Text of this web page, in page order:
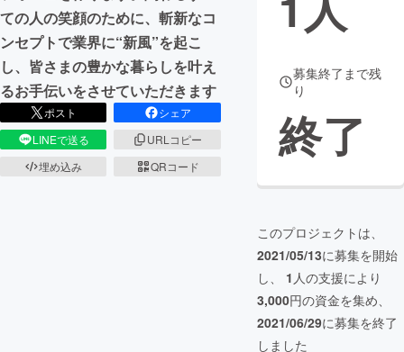
ての人の笑顔のために、斬新なコ
ンセプトで業界に“新風”を起こ
し、皆さまの豊かな暮らしを叶え
るお手伝いをさせていただきます
ポスト
シェア
LINEで送る
URLコピー
埋め込み
QRコード
募集終了まで残
り
終了
このプロジェクトは、
2021/05/13に募集を開始
し、 1 人の支援により
3,000円の資金を集め、
2021/06/29に募集を終了
しました